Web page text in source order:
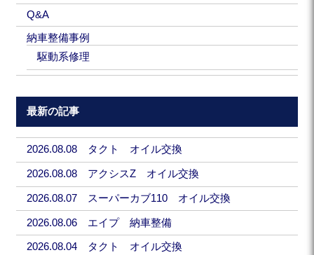
Q&A
納車整備事例
駆動系修理
最新の記事
2026.08.08 タクト オイル交換
2026.08.08 アクシスZ オイル交換
2026.08.07 スーパーカブ110 オイル交換
2026.08.06 エイプ 納車整備
2026.08.04 タクト オイル交換